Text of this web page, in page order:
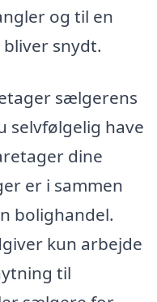
og til en
snydt.
sælgerens
selvfølgelig have
dine
er i sammen
bolighandel.
kun arbejde
til